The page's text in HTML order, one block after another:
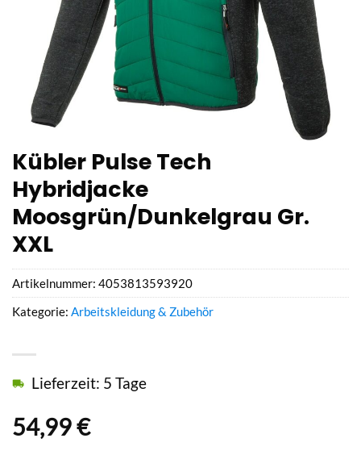
Kübler Pulse Tech
Hybridjacke
Moosgrün/Dunkelgrau Gr.
XXL
54,99€
Lieferzeit: 5 Tage
Artikelnummer: 4053813593920
Kategorie: Arbeitskleidung & Zubehör